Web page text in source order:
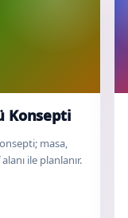
Konsepti
masa,
ile planlanır.